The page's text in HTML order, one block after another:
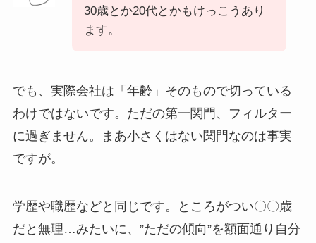
30歳とか20代とかもけっこうあり
ます。
でも、実際会社は「年齢」そのもので切っている
わけではないです。ただの第一関門、フィルター
に過ぎません。まあ小さくはない関門なのは事実
ですが。
学歴や職歴などと同じです。ところがつい〇〇歳
だと無理…みたいに、”ただの傾向”を額面通り自分